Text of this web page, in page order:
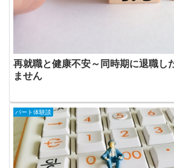
再就職と健康不安～同時期に退職し
ません
パート体験談